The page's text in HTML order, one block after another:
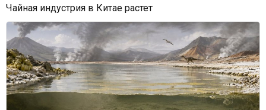
Чайная индустрия в Китае растет